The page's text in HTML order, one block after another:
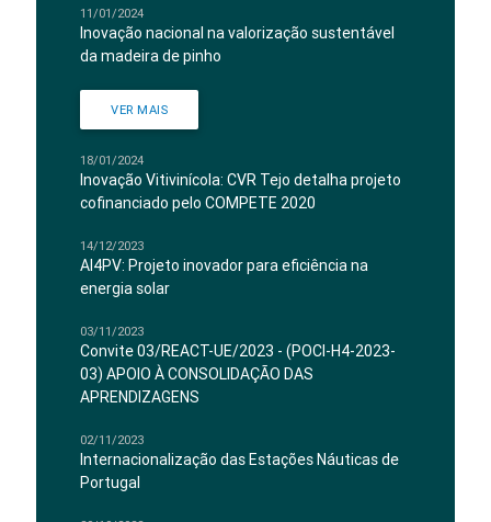
11/01/2024
Inovação nacional na valorização sustentável
da madeira de pinho
VER MAIS
18/01/2024
Inovação Vitivinícola: CVR Tejo detalha projeto
cofinanciado pelo COMPETE 2020
14/12/2023
AI4PV: Projeto inovador para eficiência na
energia solar
03/11/2023
Convite 03/REACT-UE/2023 - (POCI-H4-2023-
03) APOIO À CONSOLIDAÇÃO DAS
APRENDIZAGENS
02/11/2023
Internacionalização das Estações Náuticas de
Portugal